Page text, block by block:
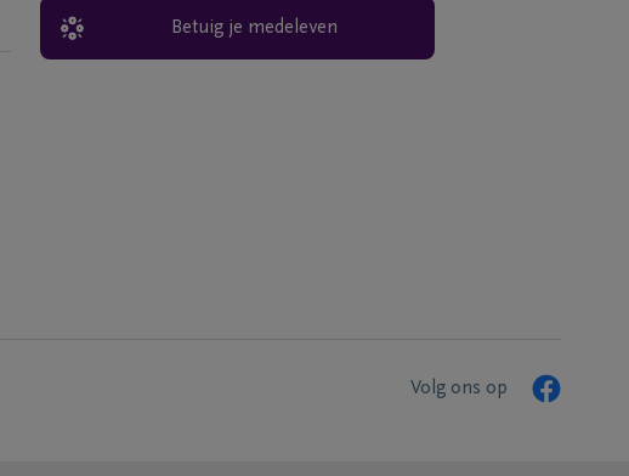
Betuig je medeleven
Volg ons op